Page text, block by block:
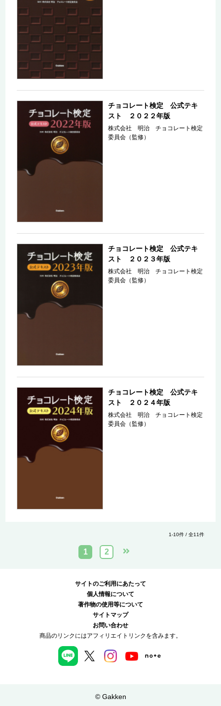
チョコレート検定 公式テキ
スト ２０２２年版
株式会社 明治 チョコレート検定
委員会（監修）
チョコレート検定 公式テキ
スト ２０２３年版
株式会社 明治 チョコレート検定
委員会（監修）
チョコレート検定 公式テキ
スト ２０２４年版
株式会社 明治 チョコレート検定
委員会（監修）
1-10件 / 全11件
1 2
サイトのご利用にあたって
個人情報について
著作物の使用等について
サイトマップ
お問い合わせ
商品のリンクにはアフィリエイトリンクを含みます。
© Gakken